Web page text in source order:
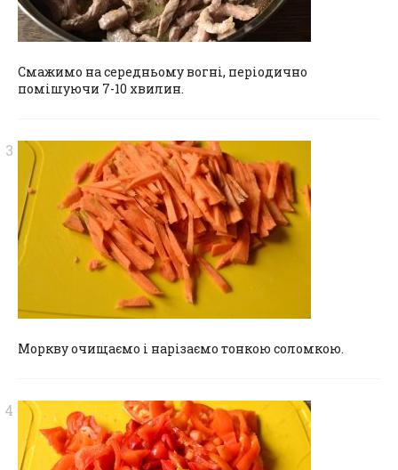
Смажимо на середньому вогні, періодично
помішуючи 7-10 хвилин.
Моркву очищаємо і нарізаємо тонкою соломкою.